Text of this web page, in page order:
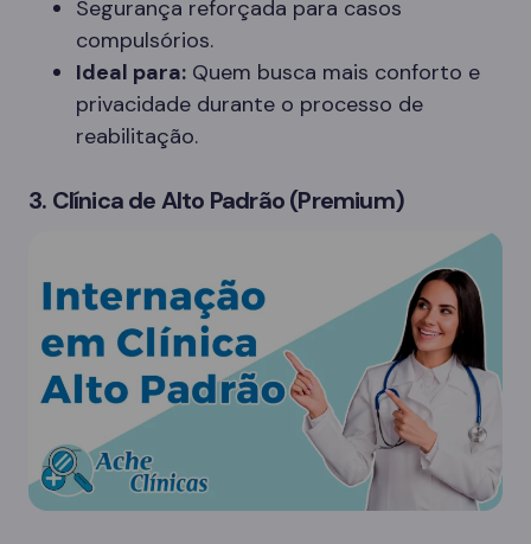
Segurança reforçada para casos
compulsórios.
Ideal para: Quem busca mais conforto e
privacidade durante o processo de
reabilitação.
3. Clínica de Alto Padrão (Premium)